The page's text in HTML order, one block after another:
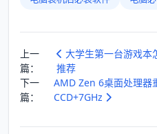
上一
篇：
大学生第一台游戏本
推荐
下一
篇：
AMD Zen 6桌面处理器
CCD+7GHz